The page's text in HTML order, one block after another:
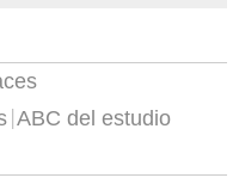
ABC del estudio